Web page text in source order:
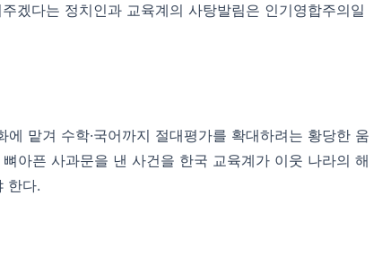
겠다는 정치인과 교육계의 사탕발림은 인기영합주의일
맡겨 수학·국어까지 절대평가를 확대하려는 황당한 움
아픈 사과문을 낸 사건을 한국 교육계가 이웃 나라의 해
한다.